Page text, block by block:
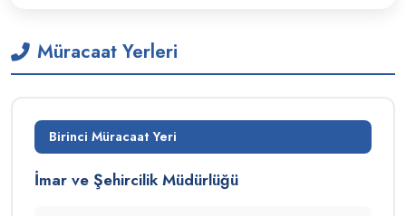
Müracaat Yerleri
Birinci Müracaat Yeri
İmar ve Şehircilik Müdürlüğü